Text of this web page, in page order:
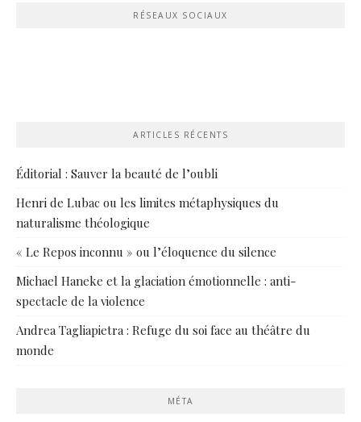
RÉSEAUX SOCIAUX
ARTICLES RÉCENTS
Éditorial : Sauver la beauté de l’oubli
Henri de Lubac ou les limites métaphysiques du
naturalisme théologique
« Le Repos inconnu » ou l’éloquence du silence
Michael Haneke et la glaciation émotionnelle : anti-
spectacle de la violence
Andrea Tagliapietra : Refuge du soi face au théâtre du
monde
MÉTA